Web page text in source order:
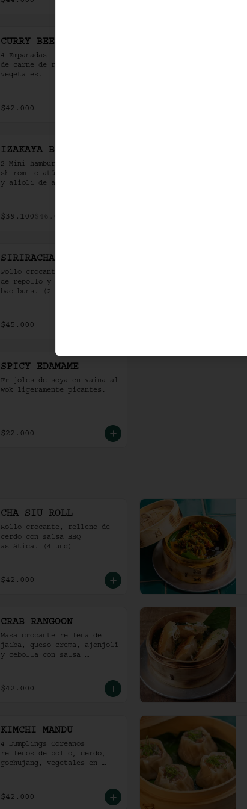
CURRY BEEF SAMOSA
4 Empanadas indias rellenas
de carne de res al curry y
vegetales.
$42.000
IZAKAYA BURGERS
2 Mini hamburguesas de
shiromi o atún a la parrilla
y alioli de ajo crocante en
$39.100$46.000
SIRIRACHA CHICKEN
Pollo crocante con ensalada
de repollo y mayo picante en
bao buns. (2 und)
$45.000
SPICY EDAMAME
Frijoles de soya en vaina al
wok ligeramente picantes.
$22.000
CHA SIU ROLL
Rollo crocante, relleno de
cerdo con salsa BBQ
asiática. (4 und)
$42.000
CRAB RANGOON
Masa crocante rellena de
jaiba, queso crema, ajonjolí
y cebolla con salsa
$42.000
KIMCHI MANDU
4 Dumplings Coreanos
rellenos de pollo, cerdo,
gochujang, vegetales en
$42.000